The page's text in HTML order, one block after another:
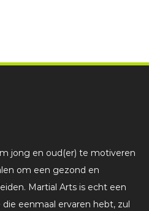
jong en oud(er) te motiveren
om een gezond en
Martial Arts is echt een
die eenmaal ervaren hebt, zul